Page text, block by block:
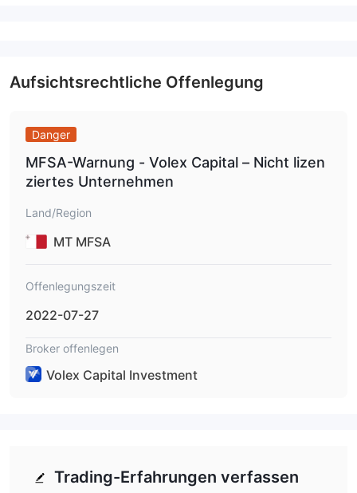
Aufsichtsrechtliche Offenlegung
Danger
MFSA-Warnung - Volex Capital – Nicht lizen
ziertes Unternehmen
Land/Region
MT MFSA
Offenlegungszeit
2022-07-27
Broker offenlegen
Volex Capital Investment
Trading-Erfahrungen verfassen